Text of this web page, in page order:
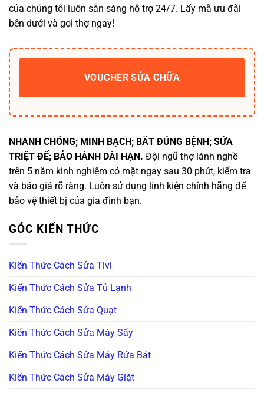
của chúng tôi luôn sẵn sàng hỗ trợ 24/7. Lấy mã ưu đãi
bên dưới và gọi thợ ngay!
VOUCHER SỬA CHỮA
NHANH CHÓNG; MINH BẠCH; BẮT ĐÚNG BỆNH; SỬA
TRIỆT ĐỂ; BẢO HÀNH DÀI HẠN. Đội ngũ thợ lành nghề
trên 5 năm kinh nghiệm có mặt ngay sau 30 phút, kiểm tra
và báo giá rõ ràng. Luôn sử dụng linh kiện chính hãng để
bảo vệ thiết bị của gia đình bạn.
GÓC KIẾN THỨC
Kiến Thức Cách Sửa Tivi
Kiến Thức Cách Sửa Tủ Lạnh
Kiến Thức Cách Sửa Quạt
Kiến Thức Cách Sửa Máy Sấy
Kiến Thức Cách Sửa Máy Rửa Bát
Kiến Thức Cách Sửa Máy Giặt